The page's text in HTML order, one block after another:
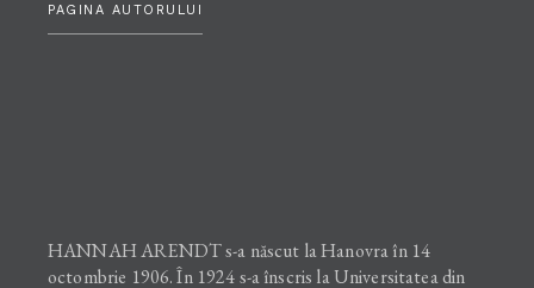
PAGINA AUTORULUI
HANNAH ARENDT s-a născut la Hanovra în 14
octombrie 1906. În 1924 s-a înscris la Universitatea din